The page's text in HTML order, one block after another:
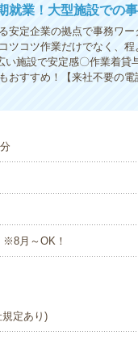
就業！大型施設での
安定企業の拠点で事務ワ
ツコツ作業だけでなく、
い施設で安定感〇作業着
おすすめ！【来社不要の
月～OK！
定あり)